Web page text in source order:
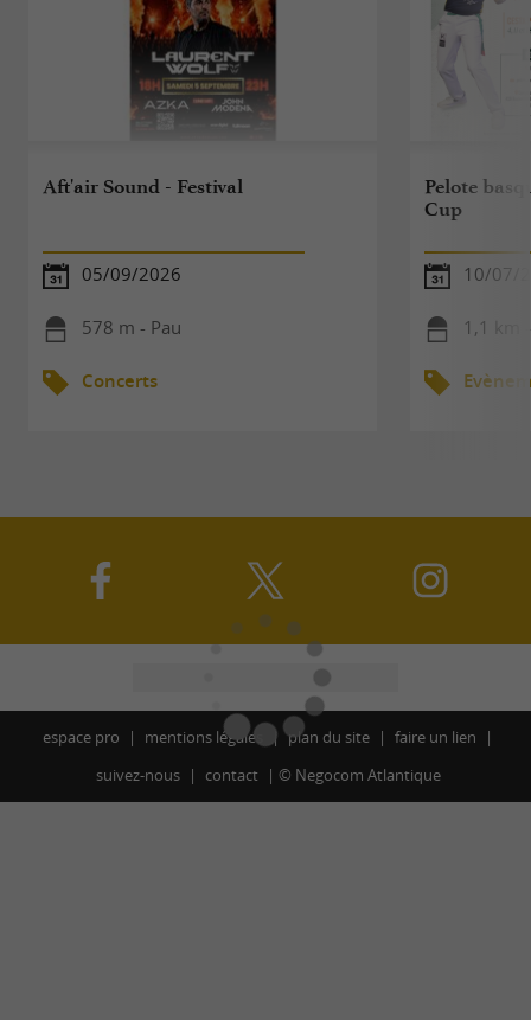
Aft'air Sound - Festival
05/09/2026
578 m - Pau
Concerts
Pelote
Cup
10/07/
1,1 km
espace pro mentions légales plan du site
faire un lien
suivez-nous
contact © Negocom Atlantique